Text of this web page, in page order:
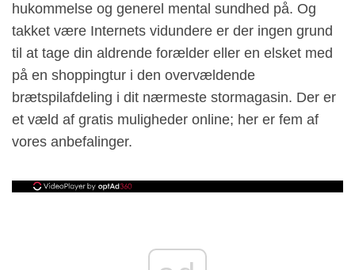
hukommelse og generel mental sundhed på. Og
takket være Internets vidundere er der ingen grund
til at tage din aldrende forælder eller en elsket med
på en shoppingtur i den overvældende
brætspilafdeling i dit nærmeste stormagasin. Der er
et væld af gratis muligheder online; her er fem af
vores anbefalinger.